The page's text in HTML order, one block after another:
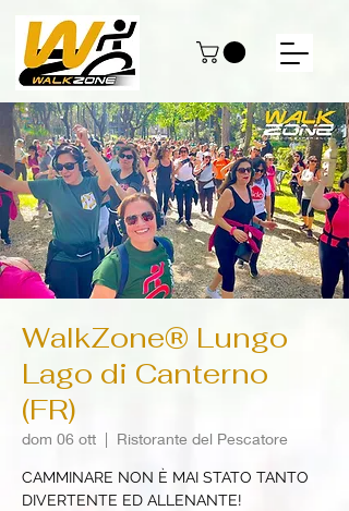
WalkZone® Lungo
Lago di Canterno
(FR)
dom 06 ott
  |
Ristorante del Pescatore
CAMMINARE NON È MAI STATO TANTO
DIVERTENTE ED ALLENANTE!